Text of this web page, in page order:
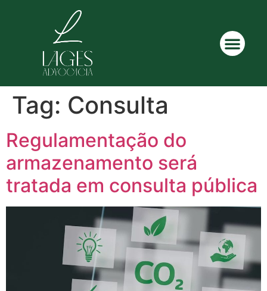
Tag: Consulta
Regulamentação do
armazenamento será
tratada em consulta pública